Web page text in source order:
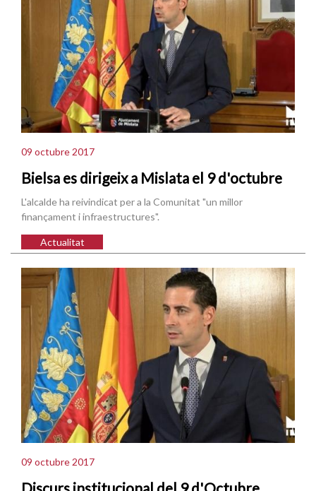
09 octubre 2017
Bielsa es dirigeix a Mislata el 9 d'octubre
L'alcalde ha reivindicat per a la Comunitat "un millor
finançament i infraestructures".
Actualitat
09 octubre 2017